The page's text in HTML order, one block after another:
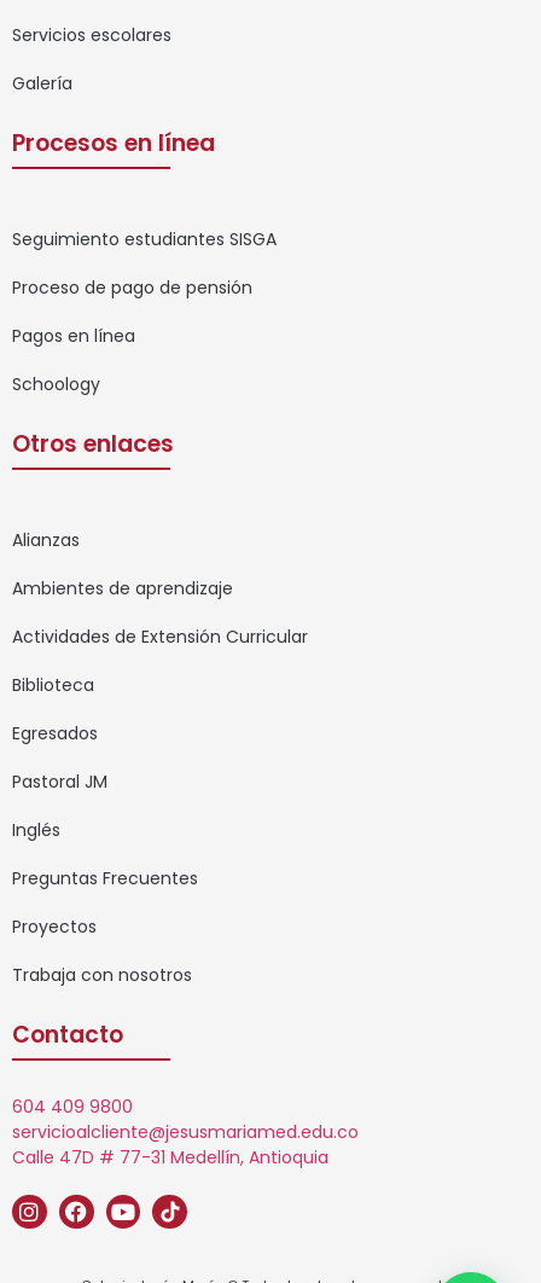
Servicios escolares
Galería
Procesos en línea
Seguimiento estudiantes SISGA
Proceso de pago de pensión
Pagos en línea
Schoology
Otros enlaces
Alianzas
Ambientes de aprendizaje
Actividades de Extensión Curricular
Biblioteca
Egresados
Pastoral JM
Inglés
Preguntas Frecuentes
Proyectos
Trabaja con nosotros
Contacto
604 409 9800
servicioalcliente@jesusmariamed.edu.co
Calle 47D # 77-31 Medellín, Antioquia